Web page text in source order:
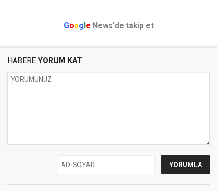
Google News'de takip et
HABERE YORUM KAT